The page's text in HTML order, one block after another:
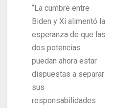
“La cumbre entre
Biden y Xi alimentó la
esperanza de que las
dos potencias
puedan ahora estar
dispuestas a separar
sus
responsabilidades